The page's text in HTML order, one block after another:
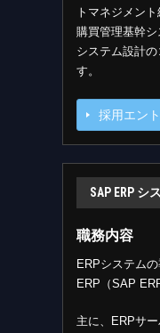
トマネジメン
購買管理基幹
システム設計
す。
採用エン
SAP ERP
職務内容
ERPシステム
ERP（SAP
主に、ERPサ